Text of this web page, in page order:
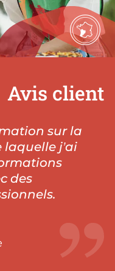
Avis client
sur la
j’ai
des